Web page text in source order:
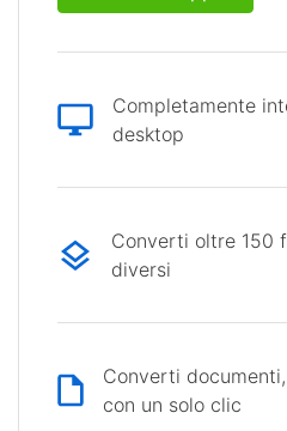
Completamente
desktop
Converti oltre 150
diversi
Converti
con un solo clic